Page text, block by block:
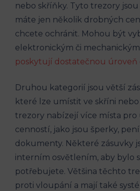
nebo skříňky. Tyto trezory
máte jen několik drobných
chcete ochránit. Mohou být
elektronickým či
poskytují dostatečnou úroveň
Druhou kategorií jsou větší
které lze umístit ve skříni
trezory nabízejí více místa pro
cenností, jako jsou šperky,
dokumenty. Některé zásuvky
interním osvětlením, aby bylo
potřebujete. Většina těchto
proti vloupání a mají také